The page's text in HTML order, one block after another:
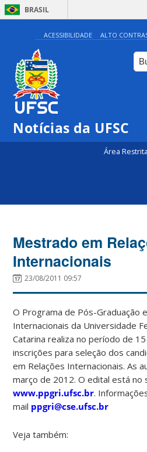
BRASIL
ACESSIBILIDADE ALTO
Notícias da UFSC
Área Restrita
Mestrado em
Internacionais
23/08/2011 09:57
O Programa de Pós-Graduação
Internacionais da Universidade
Catarina realiza no período de
inscrições para seleção dos
em Relações Internacionais. As
março de 2012. O edital está no
www.ppgri.ufsc.br.
mail ppgri@cse.ufsc.br
Veja também: